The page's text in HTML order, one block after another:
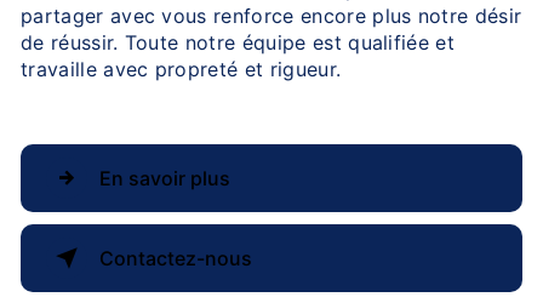
partager avec vous renforce encore plus notre désir
de réussir. Toute notre équipe est qualifiée et
travaille avec propreté et rigueur.
En savoir plus
Contactez-nous